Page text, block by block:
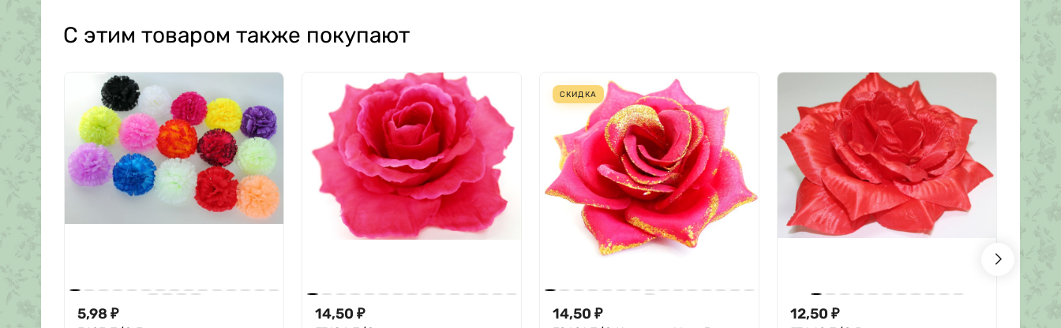
С этим товаром также покупают
5,98 ₽ 14,50 ₽
СКИДКА
14,50 ₽ 12,50 ₽